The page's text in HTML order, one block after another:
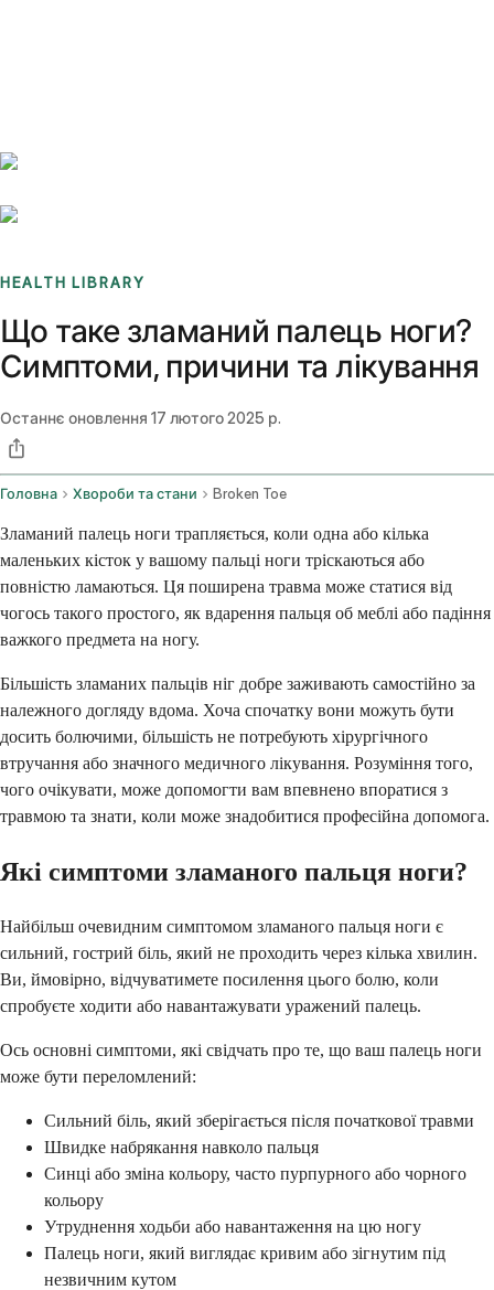
HEALTH LIBRARY
Що таке зламаний палець ноги?
Симптоми, причини та лікування
Останнє оновлення 17 лютого 2025 р.
Головна Хвороби та стани Broken Toe
Зламаний палець ноги трапляється, коли одна або кілька
маленьких кісток у вашому пальці ноги тріскаються або
повністю ламаються. Ця поширена травма може статися від
чогось такого простого, як вдарення пальця об меблі або падіння
важкого предмета на ногу.
Більшість зламаних пальців ніг добре заживають самостійно за
належного догляду вдома. Хоча спочатку вони можуть бути
досить болючими, більшість не потребують хірургічного
втручання або значного медичного лікування. Розуміння того,
чого очікувати, може допомогти вам впевнено впоратися з
травмою та знати, коли може знадобитися професійна допомога.
Які симптоми зламаного пальця ноги?
Найбільш очевидним симптомом зламаного пальця ноги є
сильний, гострий біль, який не проходить через кілька хвилин.
Ви, ймовірно, відчуватимете посилення цього болю, коли
спробуєте ходити або навантажувати уражений палець.
Ось основні симптоми, які свідчать про те, що ваш палець ноги
може бути переломлений:
Сильний біль, який зберігається після початкової травми
Швидке набрякання навколо пальця
Синці або зміна кольору, часто пурпурного або чорного
кольору
Утруднення ходьби або навантаження на цю ногу
Палець ноги, який виглядає кривим або зігнутим під
незвичним кутом